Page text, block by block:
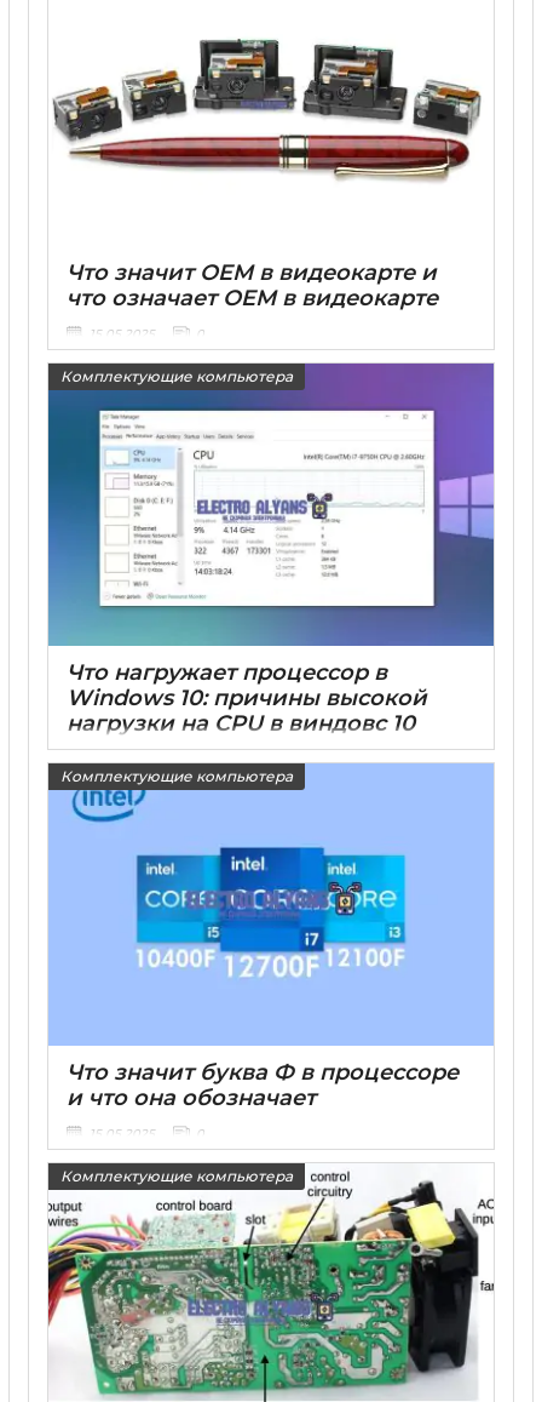
Что значит OEM в видеокарте и
что означает OEM в видеокарте
15 05 2025 0
Комплектующие компьютера
Что нагружает процессор в
Windows 10: причины высокой
нагрузки на CPU в виндовс 10
Комплектующие компьютера
Что значит буква Ф в процессоре
и что она обозначает
15 05 2025 0
Комплектующие компьютера